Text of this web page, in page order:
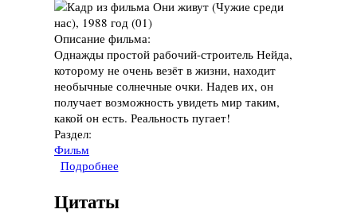
Описание фильма:
Однажды простой рабочий-строитель Нейда,
которому не очень везёт в жизни, находит
необычные солнечные очки. Надев их, он
получает возможность увидеть мир таким,
какой он есть. Реальность пугает!
Раздел:
Фильм
Подробнее
Цитаты